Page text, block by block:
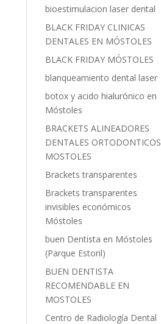
bioestimulacion laser dental
BLACK FRIDAY CLINICAS
DENTALES EN MÓSTOLES
BLACK FRIDAY MÓSTOLES
blanqueamiento dental laser
botox y acido hialurónico en
Móstoles
BRACKETS ALINEADORES
DENTALES ORTODONTICOS
MOSTOLES
Brackets transparentes
Brackets transparentes
invisibles económicos
Móstoles
buen Dentista en Móstoles
(Parque Estoril)
BUEN DENTISTA
RECOMENDABLE EN
MOSTOLES
Centro de Radiología Dental